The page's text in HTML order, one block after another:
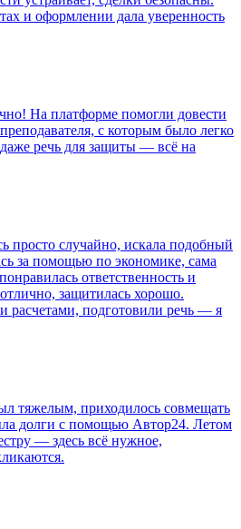
и оформлении дала уверенность
На платформе помогли довести
с которым было легко
речь для защиты — всё на
просто случайно, искала подобный
за помощью по экономике, сама
ответственность и
защитилась хорошо.
расчетами, подготовили речь — я
тяжелым, приходилось совмещать
долги с помощью Автор24. Летом
— здесь всё нужное,